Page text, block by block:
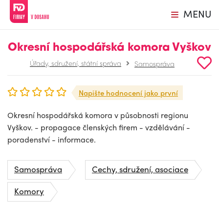
MENU
Okresní hospodářská komora Vyškov
Úřady, sdružení, státní správa Samospráva
Napište hodnocení jako první
Okresní hospodářská komora v působnosti regionu
Vyškov. - propagace členských firem - vzdělávání -
poradenství - informace.
Samospráva
Cechy, sdružení, asociace
Komory